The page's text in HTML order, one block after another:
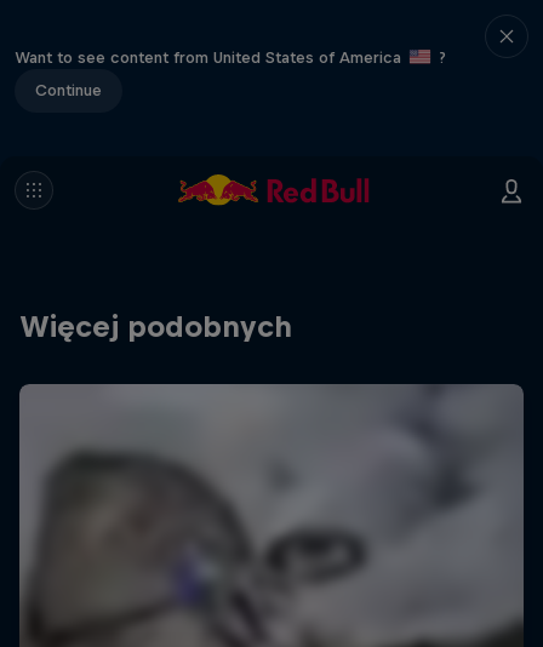
Want to see content from United States of America
?
Continue
Więcej podobnych